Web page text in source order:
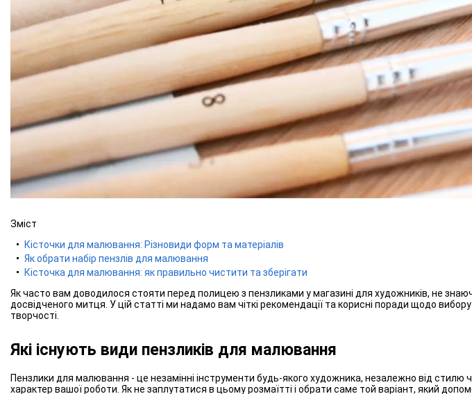
Зміст
Кісточки для малювання: Різновиди форм та матеріалів
Як обрати набір пензлів для малювання
Кісточка для малювання: як правильно чистити та зберігати
Як часто вам доводилося стояти перед полицею з пензликами у магазині для художників, не
досвідченого митця. У цій статті ми надамо вам чіткі рекомендації та корисні поради щодо вибору
творчості.
Які існують види пензликів для малювання
Пензлики для малювання - це незамінні інструменти будь-якого художника, незалежно від стилю чи
характер вашої роботи. Як не заплутатися в цьому розмаїтті і обрати саме той варіант, який